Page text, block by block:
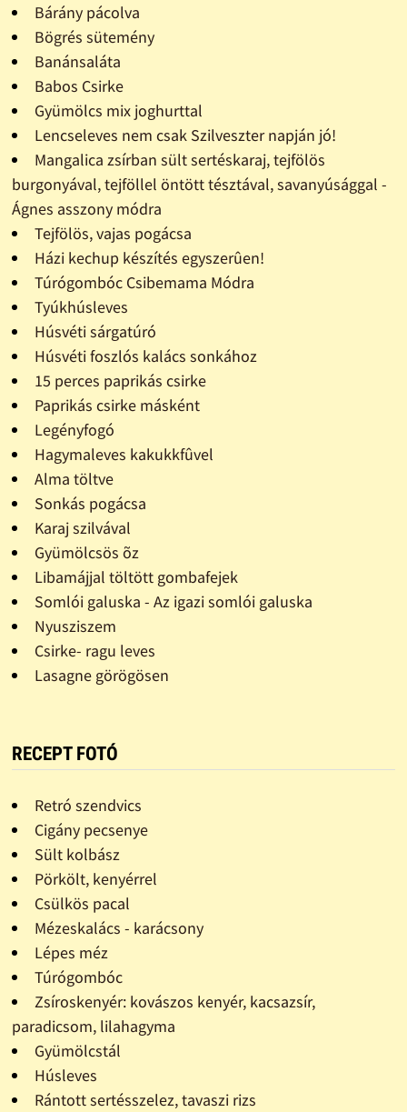
Bárány pácolva
Bögrés sütemény
Banánsaláta
Babos Csirke
Gyümölcs mix joghurttal
Lencseleves nem csak Szilveszter napján jó!
Mangalica zsírban sült sertéskaraj, tejfölös
burgonyával, tejföllel öntött tésztával, savanyúsággal -
Ágnes asszony módra
Tejfölös, vajas pogácsa
Házi kechup készítés egyszerûen!
Túrógombóc Csibemama Módra
Tyúkhúsleves
Húsvéti sárgatúró
Húsvéti foszlós kalács sonkához
15 perces paprikás csirke
Paprikás csirke másként
Legényfogó
Hagymaleves kakukkfûvel
Alma töltve
Sonkás pogácsa
Karaj szilvával
Gyümölcsös õz
Libamájjal töltött gombafejek
Somlói galuska - Az igazi somlói galuska
Nyusziszem
Csirke- ragu leves
Lasagne görögösen
RECEPT FOTÓ
Retró szendvics
Cigány pecsenye
Sült kolbász
Pörkölt, kenyérrel
Csülkös pacal
Mézeskalács - karácsony
Lépes méz
Túrógombóc
Zsíroskenyér: kovászos kenyér, kacsazsír,
paradicsom, lilahagyma
Gyümölcstál
Húsleves
Rántott sertésszelez, tavaszi rizs